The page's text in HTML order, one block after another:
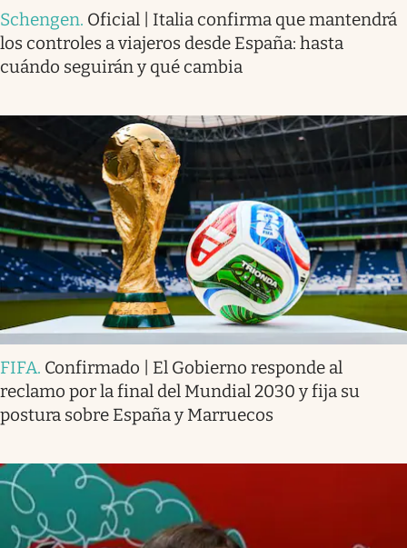
Schengen. Oficial | Italia confirma que mantendrá
los controles a viajeros desde España: hasta
cuándo seguirán y qué cambia
FIFA. Confirmado | El Gobierno responde al
reclamo por la final del Mundial 2030 y fija su
postura sobre España y Marruecos